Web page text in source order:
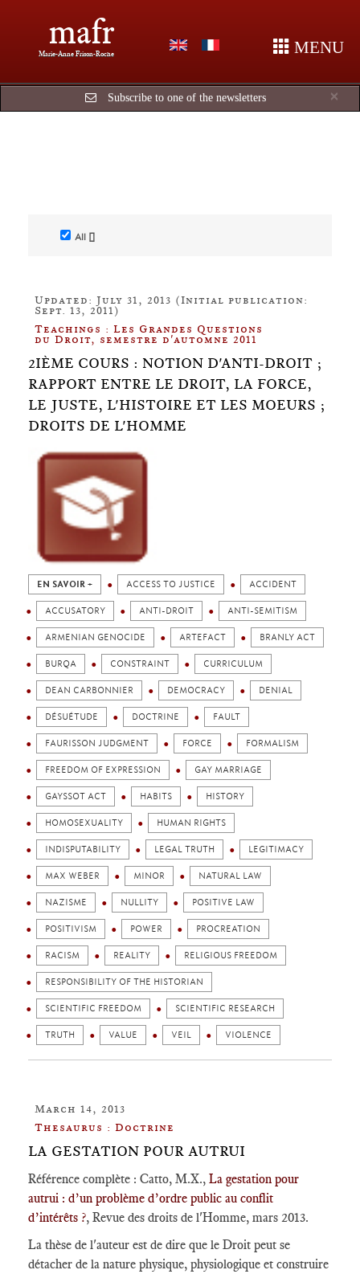
mafr
Marie-Anne Frison-Roche MENU
×
Subscribe to one of the newsletters
All []
Updated: July 31, 2013 (Initial publication:
Sept. 13, 2011)
Teachings : Les Grandes Questions
du Droit, semestre d'automne 2011
2IÈME COURS : NOTION D'ANTI-DROIT ;
RAPPORT ENTRE LE DROIT, LA FORCE,
LE JUSTE, L'HISTOIRE ET LES MOEURS ;
DROITS DE L'HOMME
EN SAVOIR + ACCESS TO JUSTICE ACCIDENT
ACCUSATORY ANTI-DROIT ANTI-SEMITISM
ARMENIAN GENOCIDE ARTEFACT BRANLY ACT
BURQA CONSTRAINT CURRICULUM
DEAN CARBONNIER DEMOCRACY DENIAL
DÉSUÉTUDE DOCTRINE FAULT
FAURISSON JUDGMENT FORCE FORMALISM
FREEDOM OF EXPRESSION GAY MARRIAGE
GAYSSOT ACT HABITS HISTORY
HOMOSEXUALITY HUMAN RIGHTS
INDISPUTABILITY LEGAL TRUTH LEGITIMACY
MAX WEBER MINOR NATURAL LAW
NAZISME NULLITY POSITIVE LAW
POSITIVISM POWER PROCREATION
RACISM REALITY RELIGIOUS FREEDOM
RESPONSIBILITY OF THE HISTORIAN
SCIENTIFIC FREEDOM SCIENTIFIC RESEARCH
TRUTH VALUE VEIL VIOLENCE
March 14, 2013
Thesaurus : Doctrine
LA GESTATION POUR AUTRUI
Référence complète : Catto, M.X., La gestation pour
autrui : d’un problème d’ordre public au conflit
d’intérêts ?, Revue des droits de l'Homme, mars 2013.
La thèse de l'auteur est de dire que le Droit peut se
détacher de la nature physique, physiologique et construire